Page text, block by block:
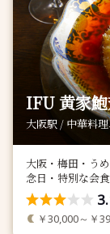
IFU 黄家
大阪駅 / 中華料
大阪・梅田・う
念日・特別な会
￥30,000～￥